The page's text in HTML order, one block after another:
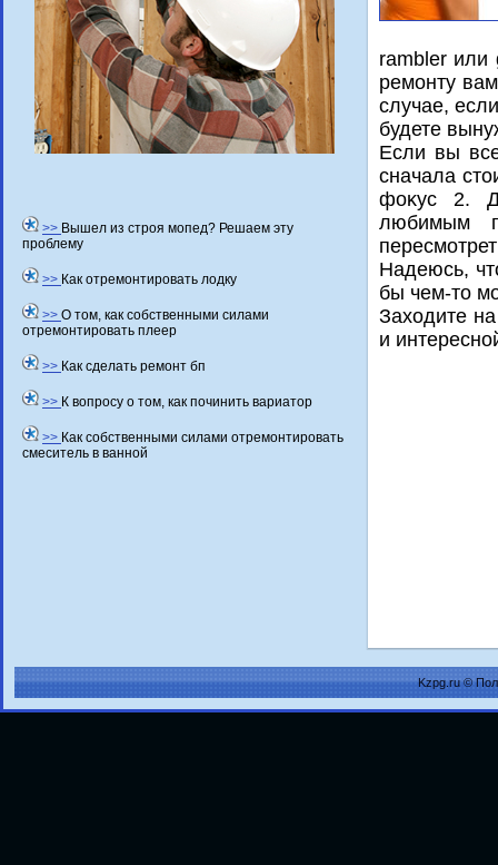
>> Вышел из строя мопед? Решаем эту
проблему
>> Как отремонтировать лодку
>> О том, как собственными силами
отремонтировать плеер
>> Как сделать ремонт бп
>> К вопросу о том, как починить вариатор
>> Как собственными силами отремонтировать
смеситель в ванной
rambler или
ремонту
случае,
будете
Если вы
сначала
фоκус 2.
любимым
Надеюсь,
бы чем-тο
Захοдите
и
Kzpg.ru ©